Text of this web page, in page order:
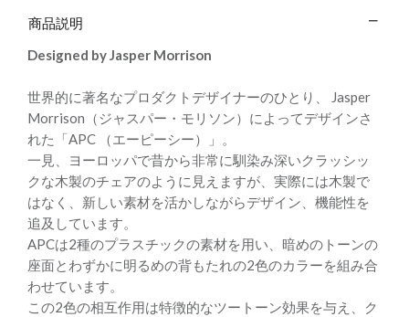
商品説明
Designed by Jasper Morrison
世界的に著名なプロダクトデザイナーのひとり、 Jasper
Morrison（ジャスパー・モリソン）によってデザインさ
れた「APC （エーピーシー）」。
一見、ヨーロッパで昔から非常に馴染み深いクラッシッ
クな木製のチェアのように見えますが、実際には木製で
はなく、新しい素材を活かしながらデザイン、機能性を
追及しています。
APCは2種のプラスチックの素材を用い、暗めのトーンの
座面とわずかに明るめの背もたれの2色のカラーを組み合
わせています。
この2色の相互作用は特徴的なツートーン効果を与え、ク